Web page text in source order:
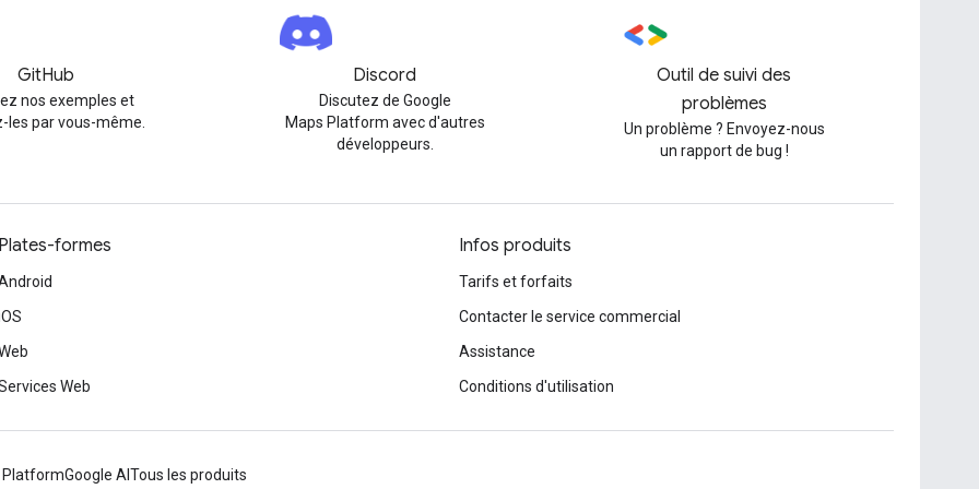
GitHub
nos exemples et
les par vous-même.
Discord
Discutez de Google
Maps Platform avec d'autres
développeurs.
Outil de suivi des
problèmes
Un problème ? Envoyez-nous
un rapport de bug !
formes
Web
Infos produits
Tarifs et forfaits
Contacter le service commercial
Assistance
Conditions d'utilisation
PlatformGoogle AI Tous les produits